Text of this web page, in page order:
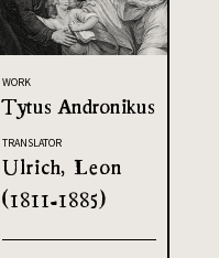
WORK
Tytus Andronikus
TRANSLATOR
Ulrich, Leon
(1811-1885)